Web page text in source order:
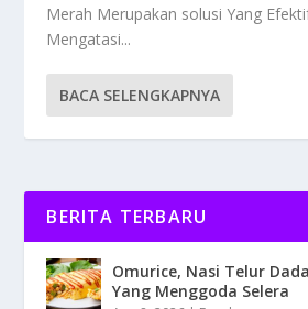
Merah Merupakan solusi Yang
Mengatasi...
BACA SELENGKAPNYA
BERITA TERBARU
Omurice, Nasi Telur
Yang Menggoda Selera